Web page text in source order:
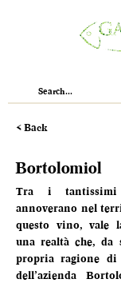
< Back
Bortolomiol
Tra i
annoverano nel
questo vino, vale
una realtà che, da
propria ragione di
dell’azienda